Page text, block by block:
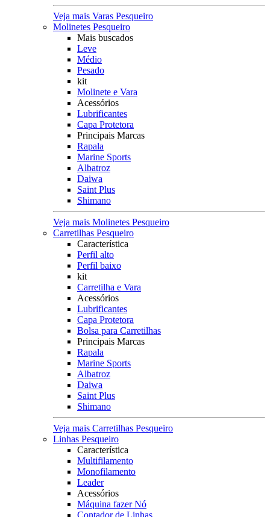
Veja mais Varas Pesqueiro
Molinetes Pesqueiro
Mais buscados
Leve
Médio
Pesado
kit
Molinete e Vara
Acessórios
Lubrificantes
Capa Protetora
Principais Marcas
Rapala
Marine Sports
Albatroz
Daiwa
Saint Plus
Shimano
Veja mais Molinetes Pesqueiro
Carretilhas Pesqueiro
Característica
Perfil alto
Perfil baixo
kit
Carretilha e Vara
Acessórios
Lubrificantes
Capa Protetora
Bolsa para Carretilhas
Principais Marcas
Rapala
Marine Sports
Albatroz
Daiwa
Saint Plus
Shimano
Veja mais Carretilhas Pesqueiro
Linhas Pesqueiro
Característica
Multifilamento
Monofilamento
Leader
Acessórios
Máquina fazer Nó
Contador de Linhas